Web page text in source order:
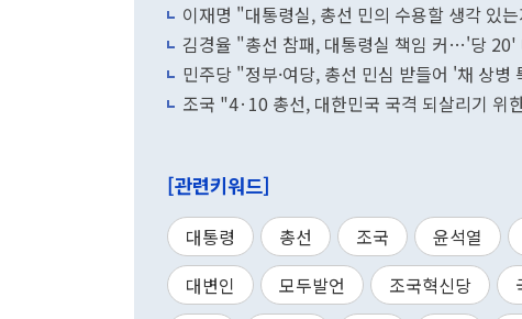
이재명 "대통령실, 총선 민의 수용할 생각 있
김경율 "총선 참패, 대통령실 책임 커…'당
민주당 "정부·여당, 총선 민심 받들어 '채 상병
조국 "4·10 총선, 대한민국 국격 되살리기 위
[관련키워드]
대통령 총선 조국 윤석열
대변인
모두발언 조국혁신당